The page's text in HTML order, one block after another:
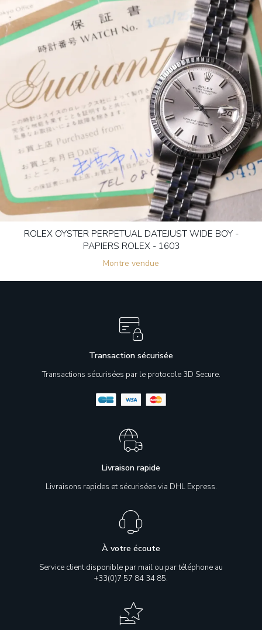
ROLEX OYSTER PERPETUAL DATEJUST WIDE BOY -
PAPIERS ROLEX - 1603
Montre vendue
Transaction sécurisée
Transactions sécurisées par le protocole 3D Secure.
Livraison rapide
Livraisons rapides et sécurisées via DHL Express.
À votre écoute
Service client disponible par mail ou par téléphone au
+33(0)7 57 84 34 85.